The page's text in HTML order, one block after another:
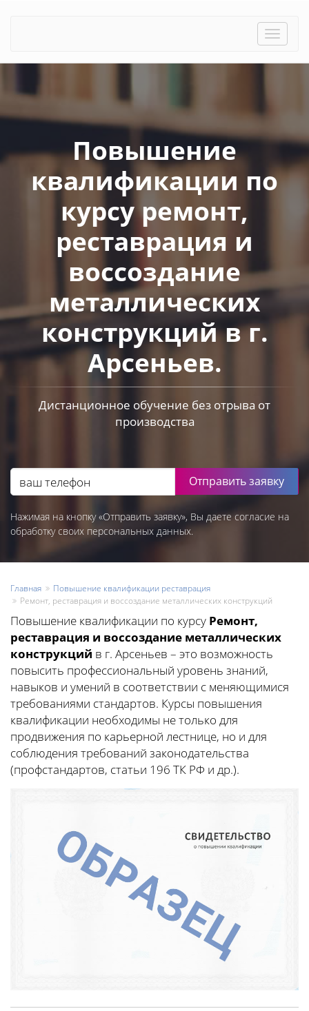
Toggle
Повышение
квалификации по
курсу ремонт,
реставрация и
воссоздание
металлических
конструкций в г.
Арсеньев.
Дистанционное обучение без отрыва от
производства
Отправить заявку
Нажимая на кнопку «Отправить заявку», Вы даете согласие на
обработку своих персональных данных.
Главная
Повышение квалификации реставрация
Ремонт, реставрация и воссоздание металлических конструкций
Повышение квалификации по курсу Ремонт,
реставрация и воссоздание металлических
конструкций в г. Арсеньев – это возможность
повысить профессиональный уровень знаний,
навыков и умений в соответствии с меняющимися
требованиями стандартов. Курсы повышения
квалификации необходимы не только для
продвижения по карьерной лестнице, но и для
соблюдения требований законодательства
(профстандартов, статьи 196 ТК РФ и др.).